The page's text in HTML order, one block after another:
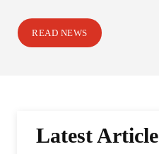
READ NEWS
Latest Article